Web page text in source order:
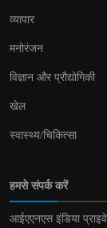
व्यापार
मनोरंजन
विज्ञान और प्रौद्योगिकी
खेल
स्वास्थ्य/चिकित्सा
हमसे संपर्क करें
आईएएनएस इंडिया